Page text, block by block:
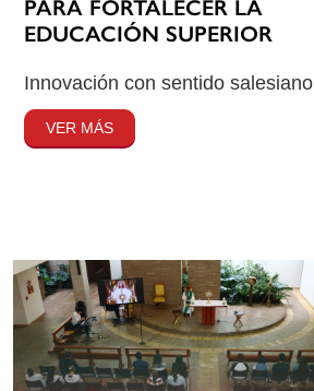
PARA FORTALECER LA
EDUCACIÓN SUPERIOR
Innovación con sentido salesiano
VER MÁS